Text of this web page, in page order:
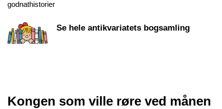
godnathistorier
Se hele antikvariatets bogsamling
Kongen som ville røre ved månen